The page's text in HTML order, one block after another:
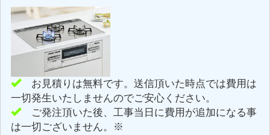
お見積りは無料です。送信頂いた時点では費用は
一切発生いたしませんのでご安心ください。
ご発注頂いた後、工事当日に費用が追加になる事
は一切ございません。※